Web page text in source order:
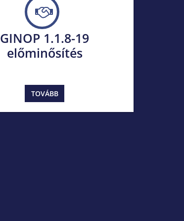
GINOP 1.1.8-19
előminősítés
TOVÁBB